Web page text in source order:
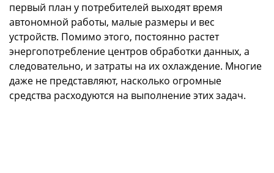
первый план у потребителей выходят время
автономной работы, малые размеры и вес
устройств. Помимо этого, постоянно растет
энергопотребление центров обработки данных, а
следовательно, и затраты на их охлаждение. Многие
даже не представляют, насколько огромные
средства расходуются на выполнение этих задач.